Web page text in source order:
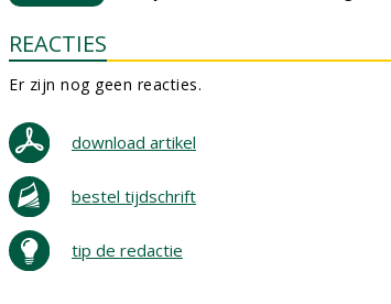
REACTIES
Er zijn nog geen reacties.
download artikel
bestel tijdschrift
tip de redactie